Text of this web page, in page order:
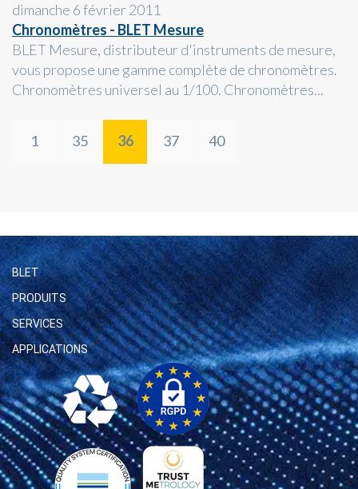
dimanche 6 février 2011
Chronomètres - BLET Mesure
BLET Mesure, distributeur d'instruments de mesure,
vous propose une gamme complète de chronomètres.
Chronomètres universel au 1/100. Chronomètres...
1 35 36 37 40
BLET
PRODUITS
SERVICES
APPLICATIONS